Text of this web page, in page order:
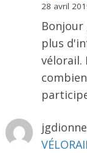
28 avril
Bonjour
plus
vélorail.